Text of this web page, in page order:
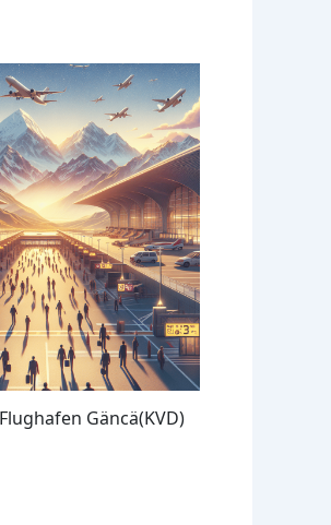
Gäncä(KVD)